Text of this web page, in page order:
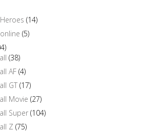
(14)
(5)
(38)
AF (4)
GT (17)
Movie (27)
Super (104)
Z (75)